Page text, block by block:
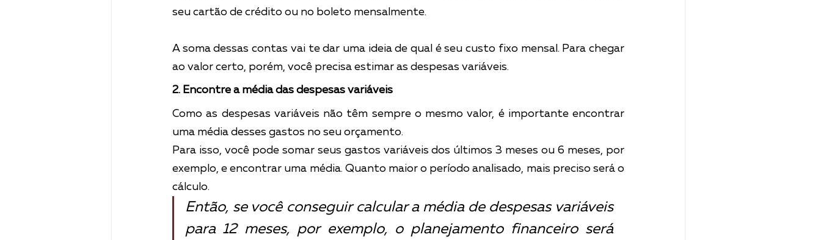
seu cartão de crédito ou no boleto mensalmente.
A soma dessas contas vai te dar uma ideia de qual é seu custo fixo mensal. Para chegar
ao valor certo, porém, você precisa estimar as despesas variáveis.
2. Encontre a média das despesas variáveis
Como as despesas variáveis não têm sempre o mesmo valor, é importante encontrar
uma média desses gastos no seu orçamento.
Para isso, você pode somar seus gastos variáveis dos últimos 3 meses ou 6 meses, por
exemplo, e encontrar uma média. Quanto maior o período analisado, mais preciso será o
cálculo.
Então, se você conseguir calcular a média de despesas variáveis
para 12 meses, por exemplo, o planejamento financeiro será